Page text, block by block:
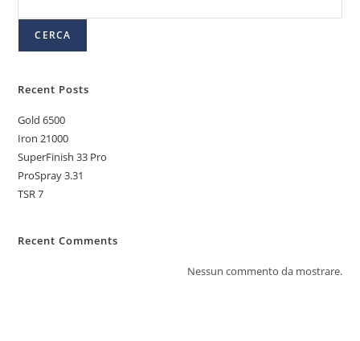
CERCA
Recent Posts
Gold 6500
Iron 21000
SuperFinish 33 Pro
ProSpray 3.31
TSR 7
Recent Comments
Nessun commento da mostrare.